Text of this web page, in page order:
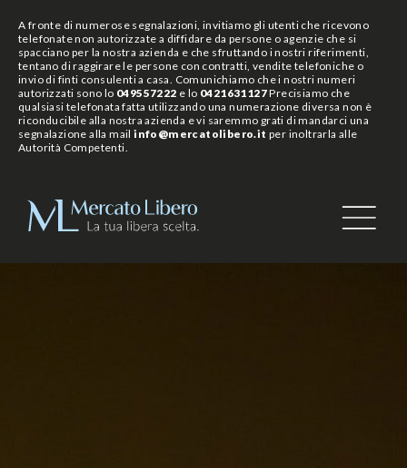
A fronte di numerose segnalazioni, invitiamo gli utenti che ricevono
telefonate non autorizzate a diffidare da persone o agenzie che si
spacciano per la nostra azienda e che sfruttando i nostri riferimenti,
tentano di raggirare le persone con contratti, vendite telefoniche o
invio di finti consulenti a casa. Comunichiamo che i nostri numeri
autorizzati sono lo 049557222 e lo 0421631127Precisiamo che
qualsiasi telefonata fatta utilizzando una numerazione diversa non è
riconducibile alla nostra azienda e vi saremmo grati di mandarci una
segnalazione alla mailinfo@mercatolibero.it per inoltrarla alle
Autorità Competenti.